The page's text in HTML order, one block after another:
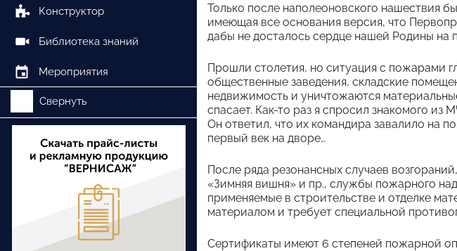
Конструктор
Библиотека знаний
Мероприятия
Свернуть
Только после наполеоновского нашествия
имеющая все основания версия, что
дабы не досталось сердце нашей Родины на
Прошли столетия, но ситуация с пожарами
общественные заведения, складские
недвижимость и уничтожаются
спасает. Как-то раз я спросил знакомого
Он ответил, что их командира завалило на
первый век на дворе…
После ряда резонансных случаев
«Зимняя вишня» и пр., службы пожарного
применяемые в строительстве и отделке
материалом и требует специальной
Сертификаты имеют 6 степеней пожарной